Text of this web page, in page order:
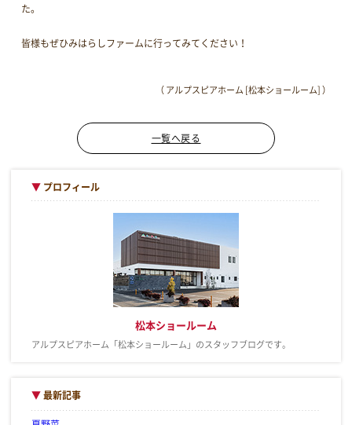
た。
皆様もぜひみはらしファームに行ってみてください！
（ アルプスピアホーム [松本ショールーム] ）
一覧へ戻る
▼ プロフィール
松本ショールーム
アルプスピアホーム「松本ショールーム」のスタッフブログです。
▼最新記事